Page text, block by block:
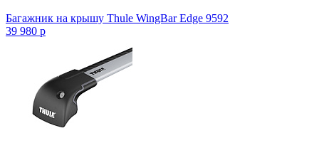
Багажник на крышу Thule WingBar Edge 9592
39 980 p